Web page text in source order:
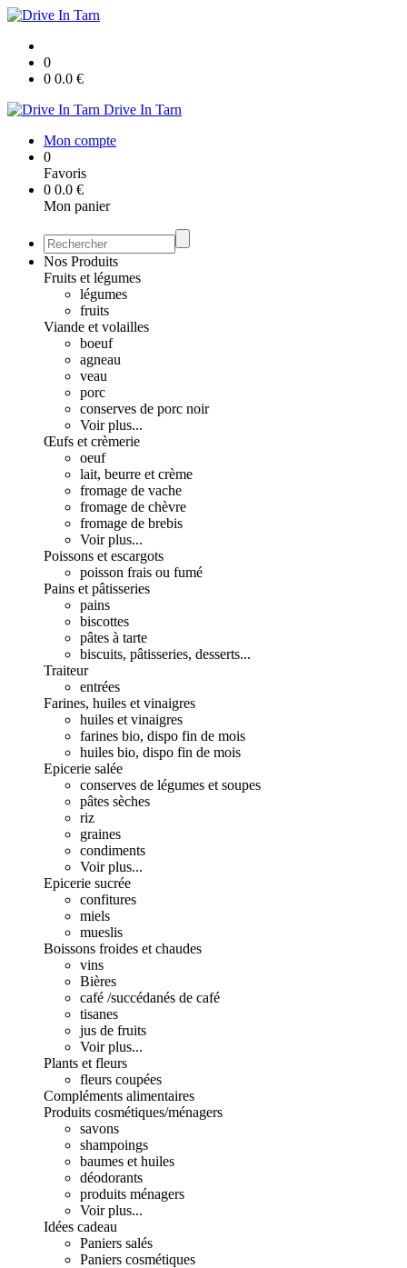
0
0 0.0 €
Drive In Tarn
Mon compte
0
Favoris
0 0.0 €
Mon panier
Nos Produits
Fruits et légumes
légumes
fruits
Viande et volailles
boeuf
agneau
veau
porc
conserves de porc noir
Voir plus...
Œufs et crèmerie
oeuf
lait, beurre et crème
fromage de vache
fromage de chèvre
fromage de brebis
Voir plus...
Poissons et escargots
poisson frais ou fumé
Pains et pâtisseries
pains
biscottes
pâtes à tarte
biscuits, pâtisseries, desserts...
Traiteur
entrées
Farines, huiles et vinaigres
huiles et vinaigres
farines bio, dispo fin de mois
huiles bio, dispo fin de mois
Epicerie salée
conserves de légumes et soupes
pâtes sèches
riz
graines
condiments
Voir plus...
Epicerie sucrée
confitures
miels
mueslis
Boissons froides et chaudes
vins
Bières
café /succédanés de café
tisanes
jus de fruits
Voir plus...
Plants et fleurs
fleurs coupées
Compléments alimentaires
Produits cosmétiques/ménagers
savons
shampoings
baumes et huiles
déodorants
produits ménagers
Voir plus...
Idées cadeau
Paniers salés
Paniers cosmétiques